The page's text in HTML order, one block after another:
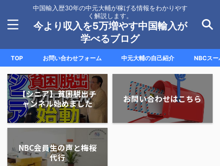
中国輸入歴30年の中元大輔が稼げる情報をわかりやす
く解説します。
今より収入を5万増やす中国輸入が
学べるブログ
TOP お問い合わせフォーム 中元大輔の自己紹介 NBCスー
【シニア】貧困脱出チ
ャンネル始めました
お問い合わせはこちら
NBC会員生の声と梅桜
代行